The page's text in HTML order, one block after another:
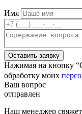
Имя
Оставить заявку
Нажимая на кнопку
обработку моих
Ваш вопрос
отправлен
Наш менеджер